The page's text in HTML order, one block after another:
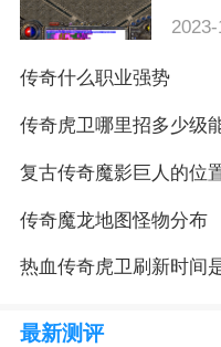
传奇什么职业强势
传奇虎卫哪里招多少级
复古传奇魔影巨人的位
传奇魔龙地图怪物分布
热血传奇虎卫刷新时间
最新测评